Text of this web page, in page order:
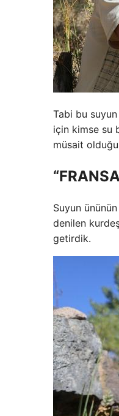
Tabi bu
için kimse su
müsait
Suyun
denilen
getirdik.